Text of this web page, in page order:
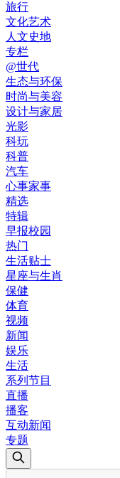
旅行
文化艺术
人文史地
专栏
@世代
生态与环保
时尚与美容
设计与家居
光影
科玩
科普
汽车
心事家事
精选
特辑
早报校园
热门
生活贴士
星座与生肖
保健
体育
视频
新闻
娱乐
生活
系列节目
直播
播客
互动新闻
专题